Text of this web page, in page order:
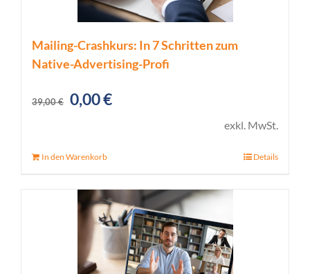
Mailing-Crashkurs: In 7 Schritten zum
Native-Advertising-Profi
39,00€ Ursprünglicher
0,00€Aktueller
exkl. MwSt.
In den Warenkorb Details